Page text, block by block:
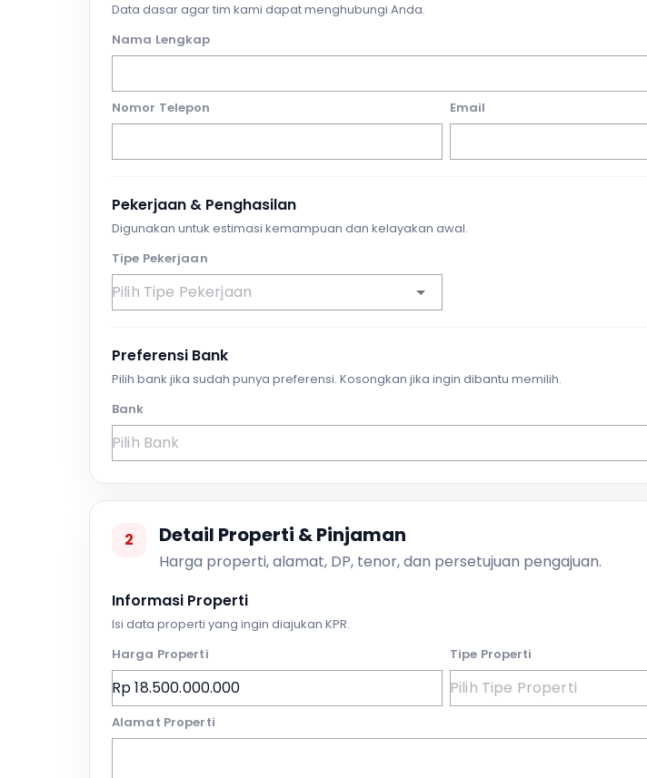
Data dasar agar tim kami dapat menghubungi Anda.
Nama Lengkap
Nomor Telepon Email
Pekerjaan & Penghasilan
Digunakan untuk estimasi kemampuan dan kelayakan awal.
Tipe Pekerjaan
Preferensi Bank
Pilih bank jika sudah punya preferensi. Kosongkan jika ingin dibantu memilih.
Bank
2 Detail Properti & Pinjaman
Harga properti, alamat, DP, tenor, dan persetujuan pengajuan.
Informasi Properti
Isi data properti yang ingin diajukan KPR.
Harga Properti
Tipe Properti
Alamat Properti